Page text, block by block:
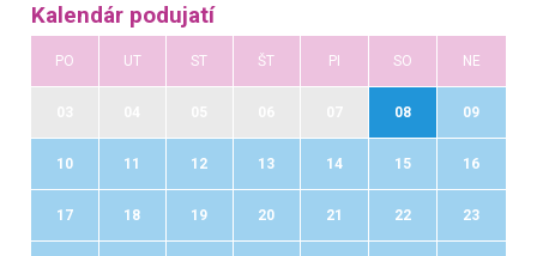
Kalendár podujatí
PO UT ST ŠT PI SO NE
08 09
10 11 12 13 14 15 16
17 18 19 20 21 22 23